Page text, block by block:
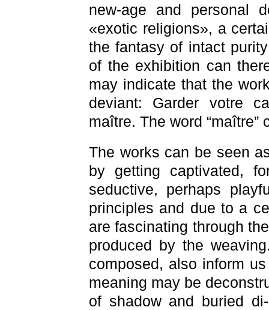
new-age and personal
«exotic religions», a
the fantasy of intact
of the exhibition can
may indicate that the
deviant: Garder votre
maître. The word
The works can be seen
by getting captivated,
seductive, perhaps
principles and due to a
are fascinating through
produced by the
composed, also inform
meaning may be
of shadow and buried